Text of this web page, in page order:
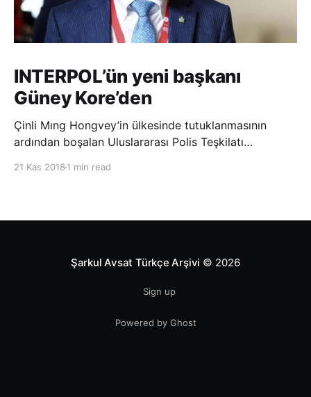
INTERPOL’ün yeni başkanı
Güney Kore’den
Çinli Mıng Hongvey’in ülkesinde tutuklanmasının
ardından boşalan Uluslararası Polis Teşkilatı
21 Kas 2018 1 min read
Şarkul Avsat Türkçe Arşivi © 2026
Sign up
Powered by Ghost